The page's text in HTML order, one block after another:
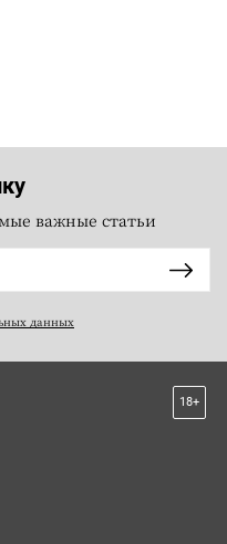
важные статьи
данных
18+